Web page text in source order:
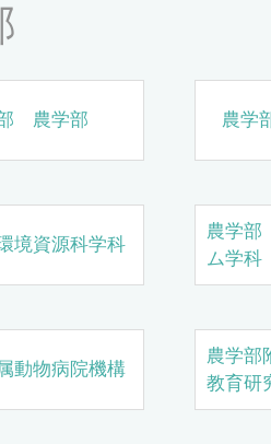
農学部 農学
境資源科学科
農学
ム学科
動物病院機構
農学部
教育研